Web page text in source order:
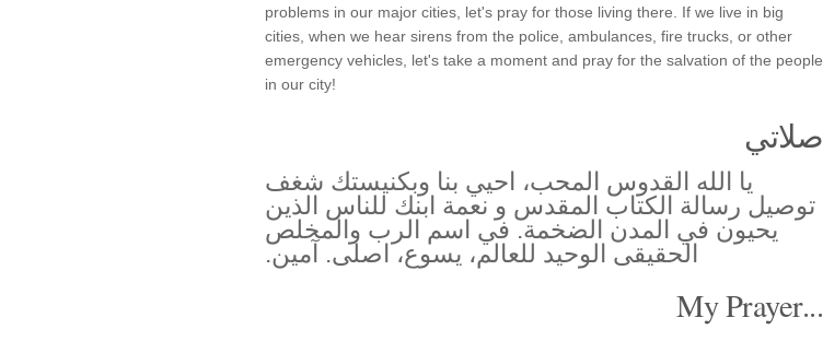
problems in our major cities, let's pray for those living there. If we live in big
cities, when we hear sirens from the police, ambulances, fire trucks, or other
emergency vehicles, let's take a moment and pray for the salvation of the people
in our city!
صلاتي
يا الله القدوس المحب، احيي بنا وبكنيستك شغف
توصيل رسالة الكتاب المقدس و نعمة ابنك للناس الذين
يحيون في المدن الضخمة. في اسم الرب والمخلص
الحقيقى الوحيد للعالم، يسوع، اصلى. آمين.
My Prayer...